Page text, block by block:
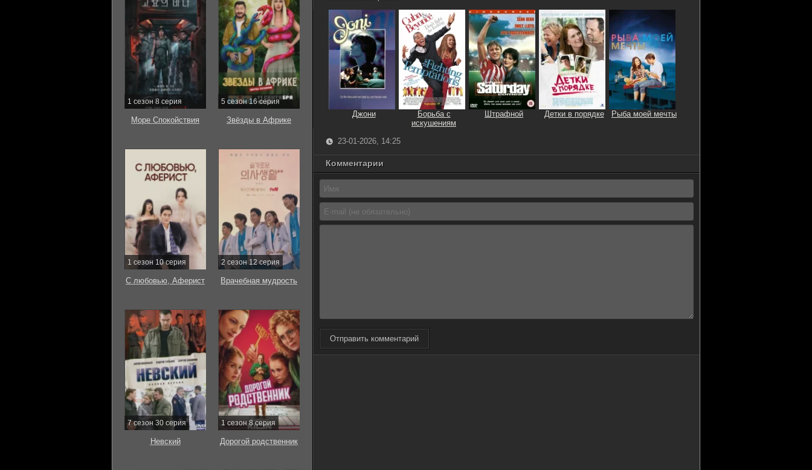
Джони
Борьба с
искушениям
Штрафной Детки в порядке Рыба моей мечты
23-01-2026, 14:25
Комментарии
Отправить комментарий
1 сезон 8 серия
Море Спокойствия
5 сезон 16 серия
Звёзды в Африке
1 сезон 10 серия
С любовью, Аферист
2 сезон 12 серия
Врачебная мудрость
7 сезон 30 серия
Невский
1 сезон 8 серия
Дорогой родственник